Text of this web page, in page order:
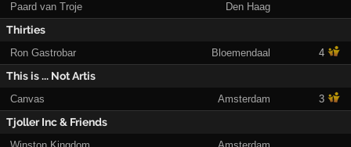
Paard van Troje Den Haag
Thirties
Ron Gastrobar Bloemendaal 4
This is ... Not Artis
Canvas Amsterdam 3
Tjoller Inc & Friends